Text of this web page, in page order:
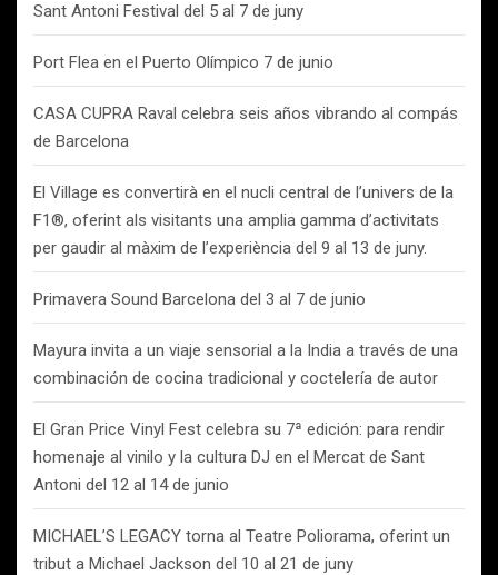
Sant Antoni Festival del 5 al 7 de juny
Port Flea en el Puerto Olímpico 7 de junio
CASA CUPRA Raval celebra seis años vibrando al compás
de Barcelona
El Village es convertirà en el nucli central de l’univers de la
F1®, oferint als visitants una amplia gamma d’activitats
per gaudir al màxim de l’experiència del 9 al 13 de juny.
Primavera Sound Barcelona del 3 al 7 de junio
Mayura invita a un viaje sensorial a la India a través de una
combinación de cocina tradicional y coctelería de autor
El Gran Price Vinyl Fest celebra su 7ª edición: para rendir
homenaje al vinilo y la cultura DJ en el Mercat de Sant
Antoni del 12 al 14 de junio
MICHAEL’S LEGACY torna al Teatre Poliorama, oferint un
tribut a Michael Jackson del 10 al 21 de juny